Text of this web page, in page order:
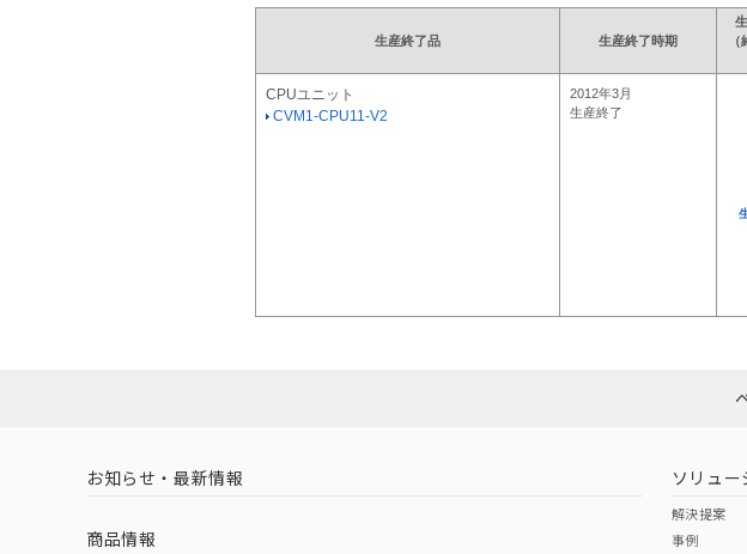
生産終了品 生産終了時期
CPUユニット
CVM1-CPU11-V2
2012年3月
生産終了
お知らせ・最新情報
商品情報
ソリュー
解決提案
事例